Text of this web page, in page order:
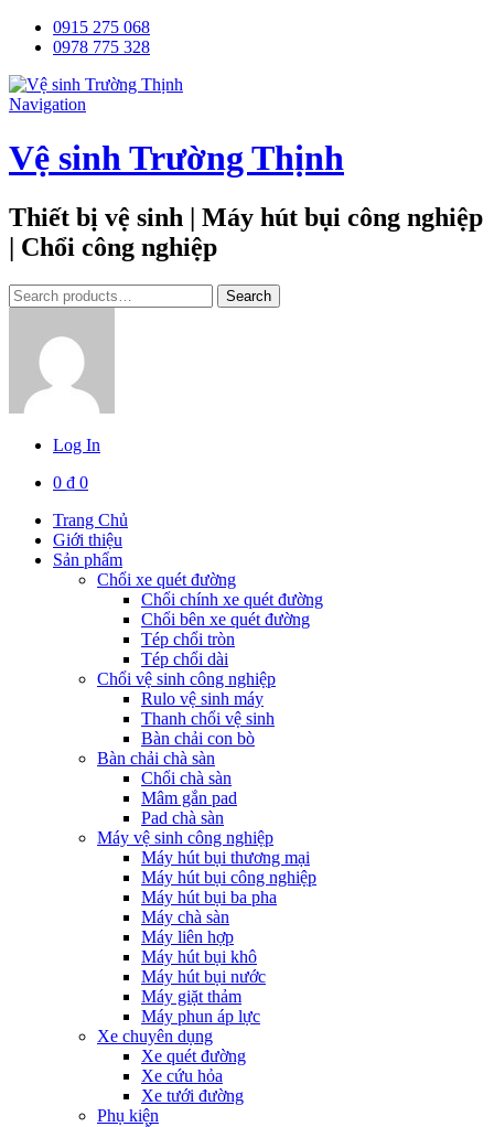
0915 275 068
0978 775 328
Navigation
Vệ sinh Trường Thịnh
Thiết bị vệ sinh | Máy hút bụi công nghiệp
| Chổi công nghiệp
Tìm
kiếm:
Search
Log In
0 ₫ 0
Trang Chủ
Giới thiệu
Sản phẩm
Chổi xe quét đường
Chổi chính xe quét đường
Chổi bên xe quét đường
Tép chổi tròn
Tép chổi dài
Chổi vệ sinh công nghiệp
Rulo vệ sinh máy
Thanh chổi vệ sinh
Bàn chải con bò
Bàn chải chà sàn
Chổi chà sàn
Mâm gắn pad
Pad chà sàn
Máy vệ sinh công nghiệp
Máy hút bụi thương mại
Máy hút bụi công nghiệp
Máy hút bụi ba pha
Máy chà sàn
Máy liên hợp
Máy hút bụi khô
Máy hút bụi nước
Máy giặt thảm
Máy phun áp lực
Xe chuyên dụng
Xe quét đường
Xe cứu hỏa
Xe tưới đường
Phụ kiện